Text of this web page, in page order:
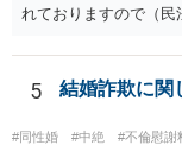
れておりますので（民
現在の各宣言や要請
設が滅失してしまっ
なったとまではいえ
でキャンセルを申し出
5 結婚詐欺に関
#同性婚 #中絶 #不倫慰謝